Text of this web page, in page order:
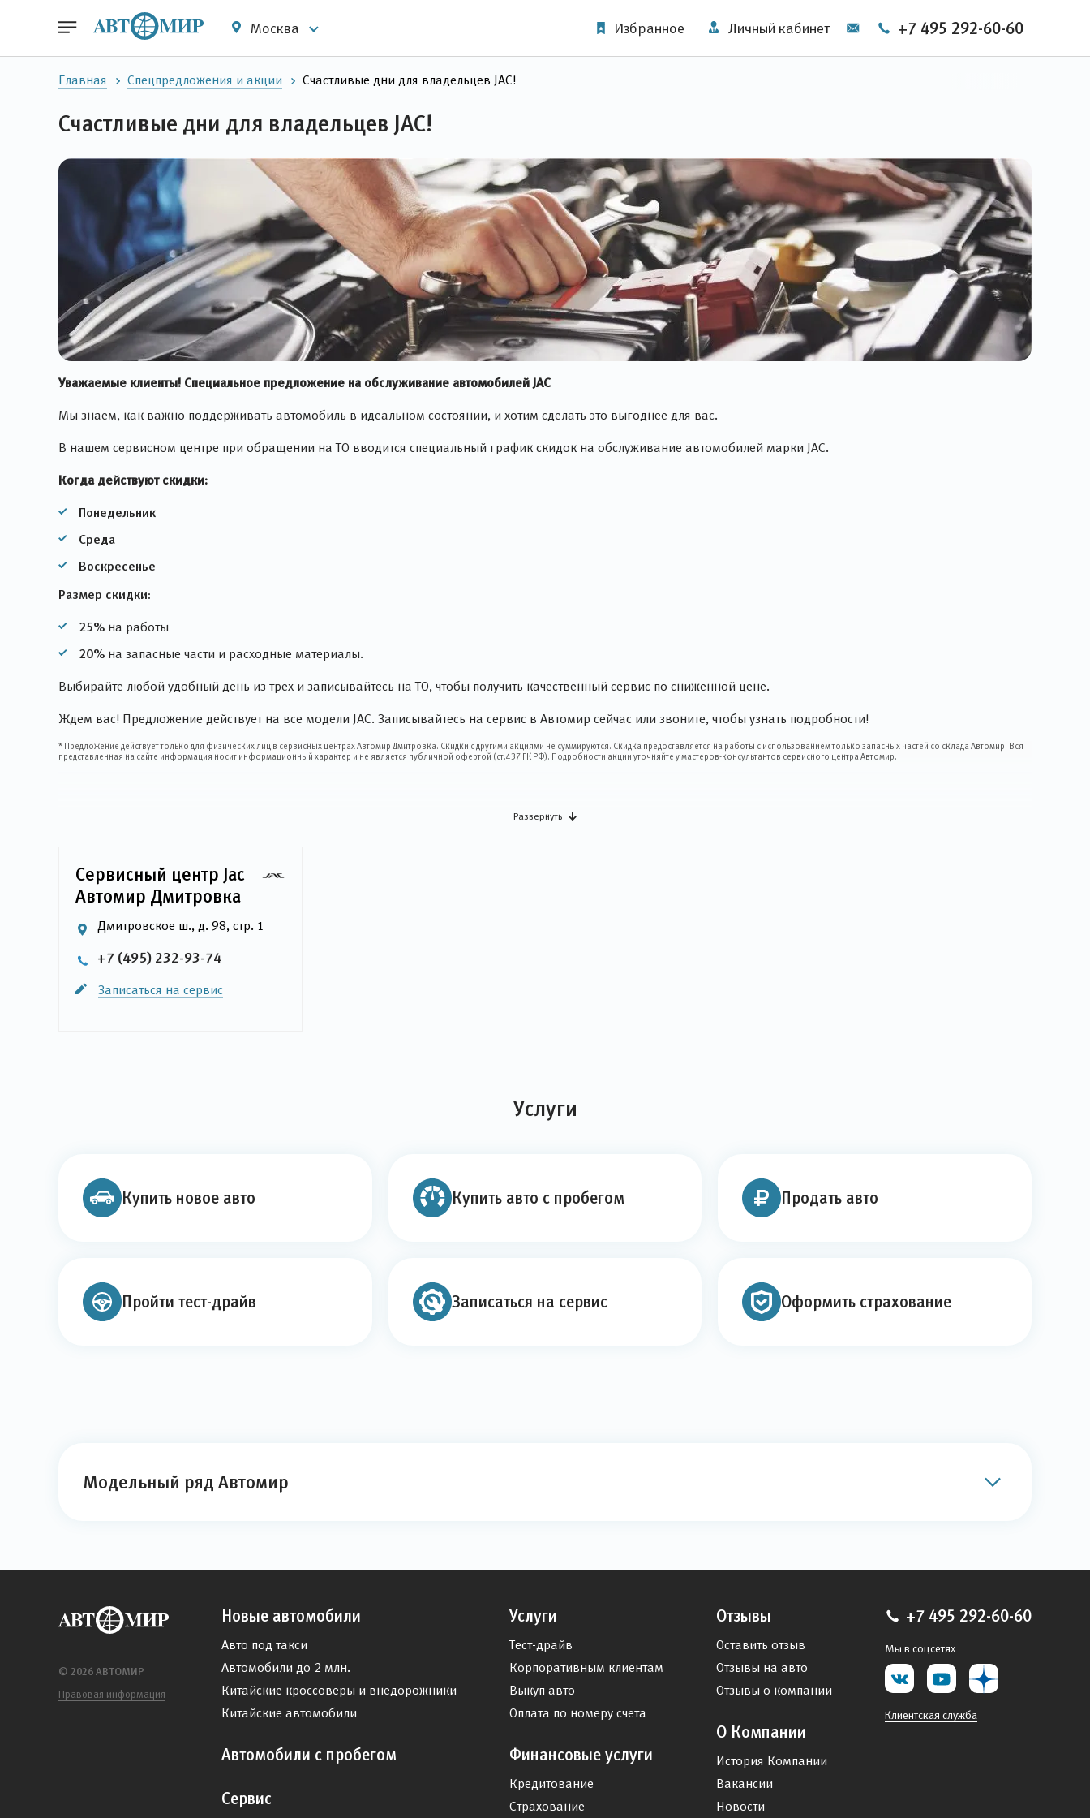
Москва Избранное Личный кабинет +7 495 292-60-60
Главная Спецпредложения и акции Счастливые дни для владельцев JAC!
Счастливые дни для владельцев JAC!
Уважаемые клиенты! Специальное предложение на обслуживание автомобилей JAC
Мы знаем, как важно поддерживать автомобиль в идеальном состоянии, и хотим сделать это выгоднее для вас.
В нашем сервисном центре при обращении на ТО вводится специальный график скидок на обслуживание автомобилей марки JAC.
Когда действуют скидки:
Понедельник
Среда
Воскресенье
Размер скидки:
25% на работы
20% на запасные части и расходные материалы.
Выбирайте любой удобный день из трех и записывайтесь на ТО, чтобы получить качественный сервис по сниженной цене.
Ждем вас! Предложение действует на все модели JAC. Записывайтесь на сервис в Автомир сейчас или звоните, чтобы узнать подробности!
* Предложение действует только для физических лиц в сервисных центрах Автомир Дмитровка. Скидки с другими акциями не суммируются. Скидка предоставляется на работы с использованием только запасных частей со склада Автомир. Вся
представленная на сайте информация носит информационный характер и не является публичной офертой (ст.437 ГК РФ). Подробности акции уточняйте у мастеров-консультантов сервисного центра Автомир.
Развернуть
Сервисный центр Jac
Автомир Дмитровка
Дмитровское ш., д. 98, стр. 1
+7 (495) 232-93-74
Записаться на сервис
Услуги
Купить новое авто Купить авто с пробегом Продать авто
Пройти тест-драйв Записаться на сервис Оформить страхование
Модельный ряд Автомир
© 2026 АВТОМИР
Правовая информация
Новые автомобили
Авто под такси
Автомобили до 2 млн.
Китайские кроссоверы и внедорожники
Китайские автомобили
Автомобили с пробегом
Сервис
Услуги
Тест-драйв
Корпоративным клиентам
Выкуп авто
Оплата по номеру счета
Финансовые услуги
Кредитование
Страхование
Отзывы
Оставить отзыв
Отзывы на авто
Отзывы о компании
О Компании
История Компании
Вакансии
Новости
+7 495 292-60-60
Мы в соцсетях
Клиентская служба